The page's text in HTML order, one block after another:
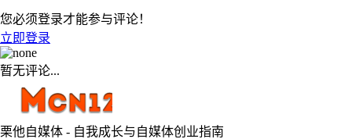
您必须登录才能参与评论！
立即登录
暂无评论...
栗他自媒体 - 自我成长与自媒体创业指南